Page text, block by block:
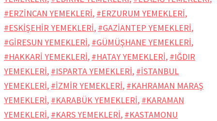
#ERZİNCAN YEMEKLERİ, #ERZURUM YEMEKLERİ,
#ESKİŞEHİR YEMEKLERİ, #GAZİANTEP YEMEKLERİ,
#GİRESUN YEMEKLERİ, #GÜMÜŞHANE YEMEKLERİ,
#HAKKARİ YEMEKLERİ, #HATAY YEMEKLERİ, #IĞDIR
YEMEKLERİ, #ISPARTA YEMEKLERİ, #İSTANBUL
YEMEKLERİ, #İZMİR YEMEKLERİ, #KAHRAMAN MARAŞ
YEMEKLERİ, #KARABÜK YEMEKLERİ, #KARAMAN
YEMEKLERİ, #KARS YEMEKLERİ, #KASTAMONU